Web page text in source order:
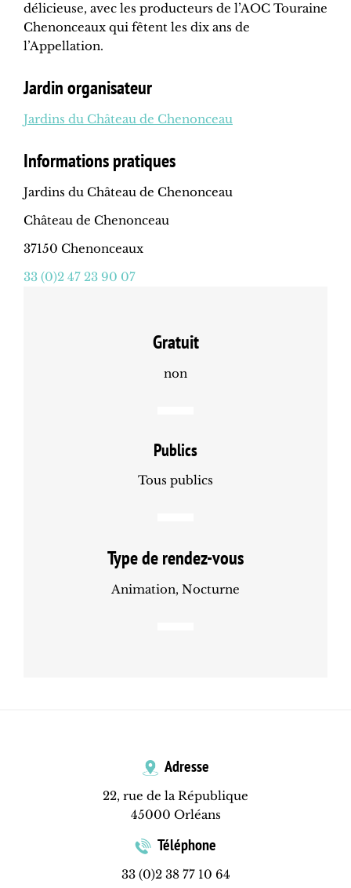
délicieuse, avec les producteurs de l’AOC Touraine
Chenonceaux qui fêtent les dix ans de
l’Appellation.
Jardin organisateur
Jardins du Château de Chenonceau
Informations pratiques
Jardins du Château de Chenonceau
Château de Chenonceau
37150 Chenonceaux
33 (0)2 47 23 90 07
Gratuit
non
Publics
Tous publics
Type de rendez-vous
Animation, Nocturne
Adresse
22, rue de la République
45000 Orléans
Téléphone
33 (0)2 38 77 10 64